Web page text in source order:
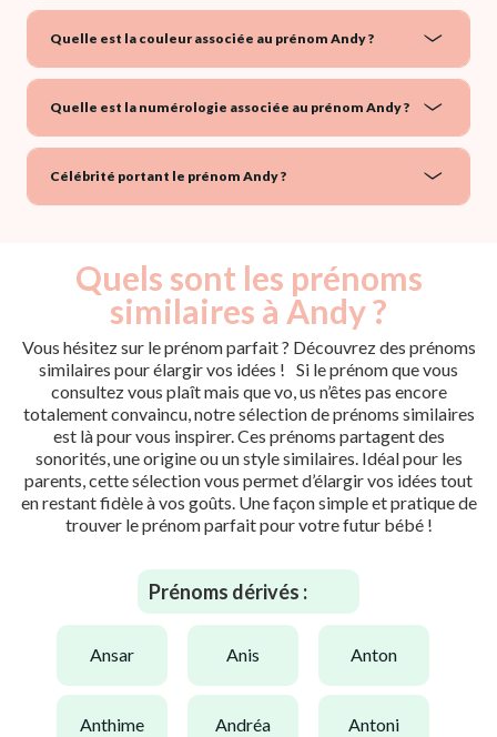
Quelle est la couleur associée au prénom Andy ?
Quelle est la numérologie associée au prénom Andy ?
Célébrité portant le prénom Andy ?
Quels sont les prénoms
similaires à Andy ?
Vous hésitez sur le prénom parfait ? Découvrez des prénoms
similaires pour élargir vos idées ! Si le prénom que vous
consultez vous plaît mais que vo, us n’êtes pas encore
totalement convaincu, notre sélection de prénoms similaires
est là pour vous inspirer. Ces prénoms partagent des
sonorités, une origine ou un style similaires. Idéal pour les
parents, cette sélection vous permet d’élargir vos idées tout
en restant fidèle à vos goûts. Une façon simple et pratique de
trouver le prénom parfait pour votre futur bébé !
Prénoms dérivés :
ansar anis anton
anthime andréa antoni